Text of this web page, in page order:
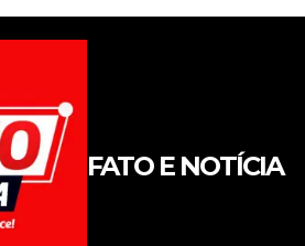
FATO E NOTÍCIA